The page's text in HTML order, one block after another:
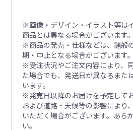
※画像・デザイン・イラスト等は
商品とは異なる場合がございます。
※商品の発売・仕様などは、諸般
期・中止となる場合がございます。
※受注状況やご注文内容により、
た場合でも、発送日が異なるまた
います。
※発売日以降のお届けを予定して
および道路・天候等の影響により
いただく場合がございます。あら
い。